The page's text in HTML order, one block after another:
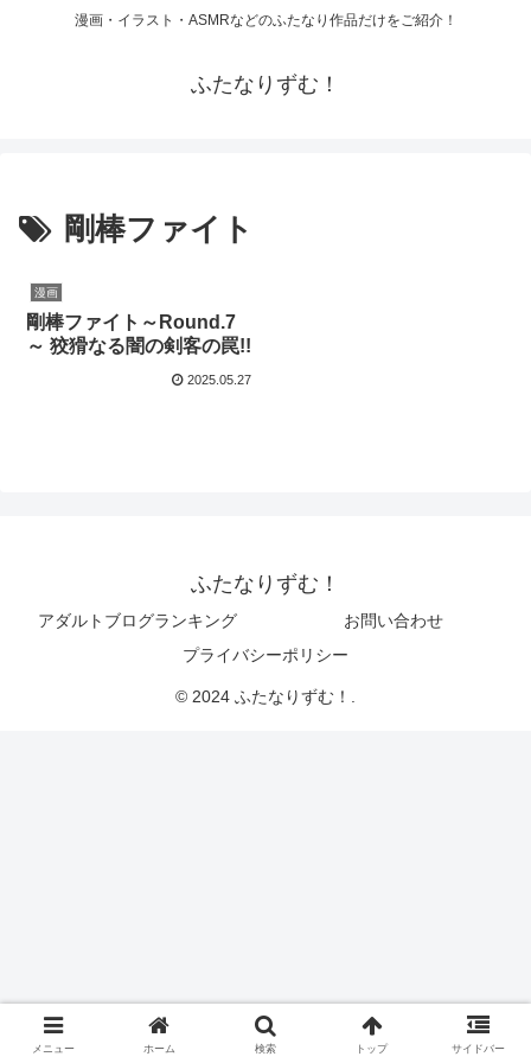
漫画・イラスト・ASMRなどのふたなり作品だけをご紹介！
ふたなりずむ！
剛棒ファイト
漫画
剛棒ファイト～Round.7
～ 狡猾なる闇の剣客の罠!!
2025.05.27
ふたなりずむ！
アダルトブログランキング
お問い合わせ
プライバシーポリシー
© 2024 ふたなりずむ！.
メニュー ホーム 検索 トップ サイドバー